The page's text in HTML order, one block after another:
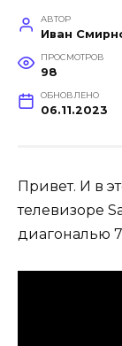
АВТОР
Иван
ПРОСМОТРОВ
98
ОБНОВЛЕНО
06.11.2023
Привет. И в
телевизоре
диагональю